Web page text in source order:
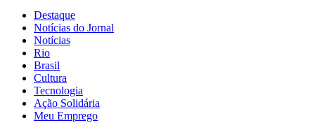
Destaque
Notícias do Jornal
Notícias
Rio
Brasil
Cultura
Tecnologia
Ação Solidária
Meu Emprego